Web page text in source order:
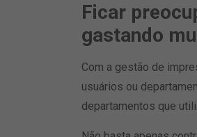
Ficar
gastando
Com a gestão de
usuários ou
departamentos que